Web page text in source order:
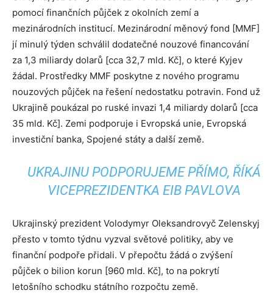
pomocí finančních půjček z okolních zemí a
mezinárodních institucí. Mezinárodní měnový fond [MMF]
jí minulý týden schválil dodatečné nouzové financování
za 1,3 miliardy dolarů [cca 32,7 mld. Kč], o které Kyjev
žádal. Prostředky MMF poskytne z nového programu
nouzových půjček na řešení nedostatku potravin. Fond už
Ukrajině poukázal po ruské invazi 1,4 miliardy dolarů [cca
35 mld. Kč]. Zemi podporuje i Evropská unie, Evropská
investiční banka, Spojené státy a další země.
UKRAJINU PODPORUJEME PŘÍMO, ŘÍKÁ
VICEPREZIDENTKA EIB PAVLOVA
Ukrajinský prezident Volodymyr Oleksandrovyč Zelenskyj
přesto v tomto týdnu vyzval světové politiky, aby ve
finanční podpoře přidali. V přepočtu žádá o zvýšení
půjček o bilion korun [960 mld. Kč], to na pokrytí
letošního schodku státního rozpočtu země.